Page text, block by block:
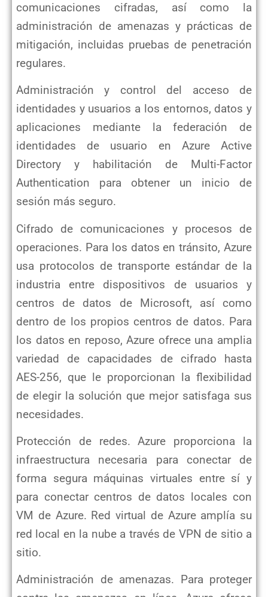
comunicaciones cifradas, así como la
administración de amenazas y prácticas de
mitigación, incluidas pruebas de penetración
regulares.
Administración y control del acceso de
identidades y usuarios a los entornos, datos y
aplicaciones mediante la federación de
identidades de usuario en Azure Active
Directory y habilitación de Multi-Factor
Authentication para obtener un inicio de
sesión más seguro.
Cifrado de comunicaciones y procesos de
operaciones. Para los datos en tránsito, Azure
usa protocolos de transporte estándar de la
industria entre dispositivos de usuarios y
centros de datos de Microsoft, así como
dentro de los propios centros de datos. Para
los datos en reposo, Azure ofrece una amplia
variedad de capacidades de cifrado hasta
AES-256, que le proporcionan la flexibilidad
de elegir la solución que mejor satisfaga sus
necesidades.
Protección de redes. Azure proporciona la
infraestructura necesaria para conectar de
forma segura máquinas virtuales entre sí y
para conectar centros de datos locales con
VM de Azure. Red virtual de Azure amplía su
red local en la nube a través de VPN de sitio a
sitio.
Administración de amenazas. Para proteger